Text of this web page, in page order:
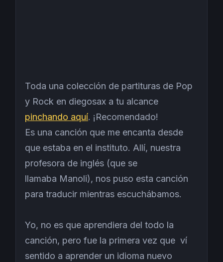
Toda una colección de partituras de Pop
y Rock en diegosax a tu alcance
pinchando aquí. ¡Recomendado!
Es una canción que me encanta desde
que estaba en el instituto. Allí, nuestra
profesora de inglés (que se
llamaba Manoli), nos puso esta canción
para traducir mientras escuchábamos.
Yo, no es que aprendiera del todo la
canción, pero fue la primera vez que ví
sentido a aprender un idioma nuevo